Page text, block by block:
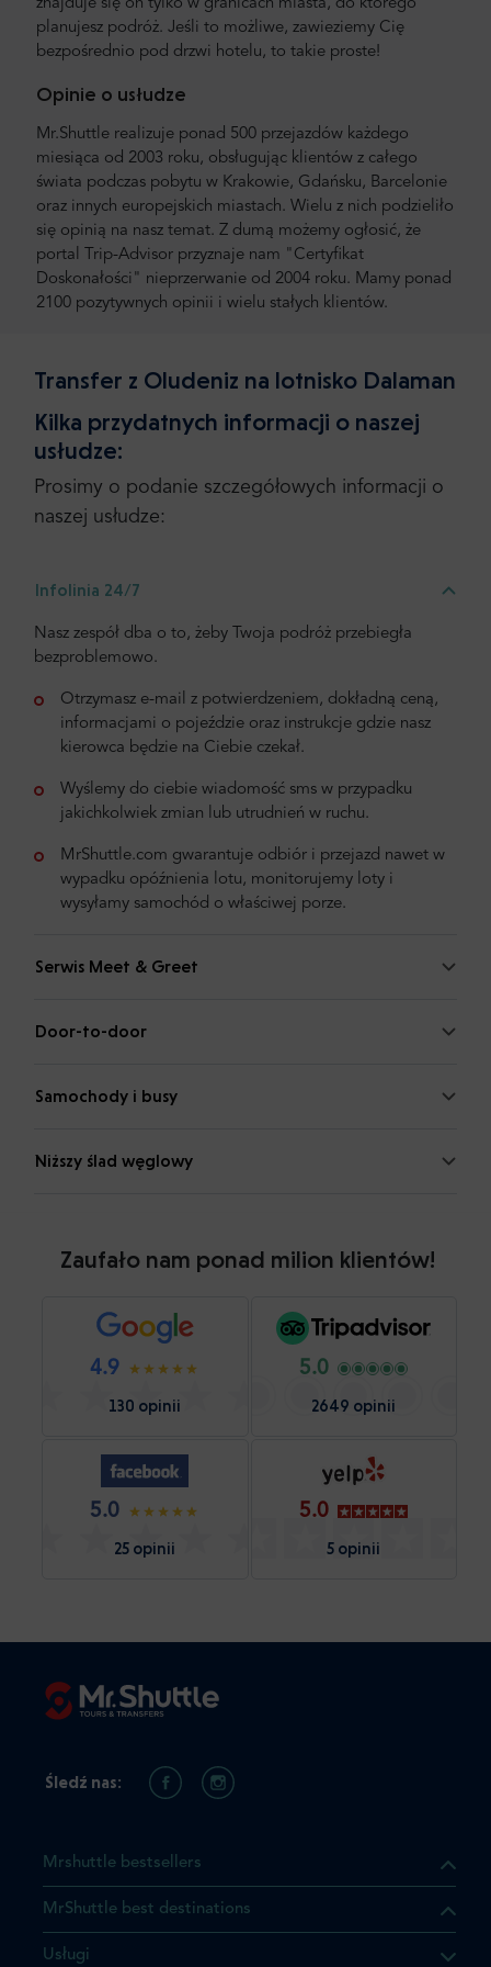
znajduje się on tylko w granicach miasta, do którego
planujesz podróż. Jeśli to możliwe, zawieziemy Cię
bezpośrednio pod drzwi hotelu, to takie proste!
Opinie o usłudze
Mr.Shuttle realizuje ponad 500 przejazdów każdego
miesiąca od 2003 roku, obsługując klientów z całego
świata podczas pobytu w Krakowie, Gdańsku, Barcelonie
oraz innych europejskich miastach. Wielu z nich podzieliło
się opinią na nasz temat. Z dumą możemy ogłosić, że
portal Trip-Advisor przyznaje nam "Certyfikat
Doskonałości" nieprzerwanie od 2004 roku. Mamy ponad
2100 pozytywnych opinii i wielu stałych klientów.
Transfer z Oludeniz na lotnisko Dalaman
Kilka przydatnych informacji o naszej
usłudze:
Prosimy o podanie szczegółowych informacji o
naszej usłudze:
Infolinia 24/7
Nasz zespół dba o to, żeby Twoja podróż przebiegła
bezproblemowo.
Otrzymasz e-mail z potwierdzeniem, dokładną ceną,
informacjami o pojeździe oraz instrukcje gdzie nasz
kierowca będzie na Ciebie czekał.
Wyślemy do ciebie wiadomość sms w przypadku
jakichkolwiek zmian lub utrudnień w ruchu.
MrShuttle.com gwarantuje odbiór i przejazd nawet w
wypadku opóźnienia lotu, monitorujemy loty i
wysyłamy samochód o właściwej porze.
Serwis Meet & Greet
Door-to-door
Samochody i busy
Niższy ślad węglowy
Zaufało nam ponad milion klientów!
4.9
130 opinii
5.0
2649 opinii
5.0
25 opinii
5.0
5 opinii
Mrshuttle bestsellers
MrShuttle best destinations
Usługi
Śledź nas: